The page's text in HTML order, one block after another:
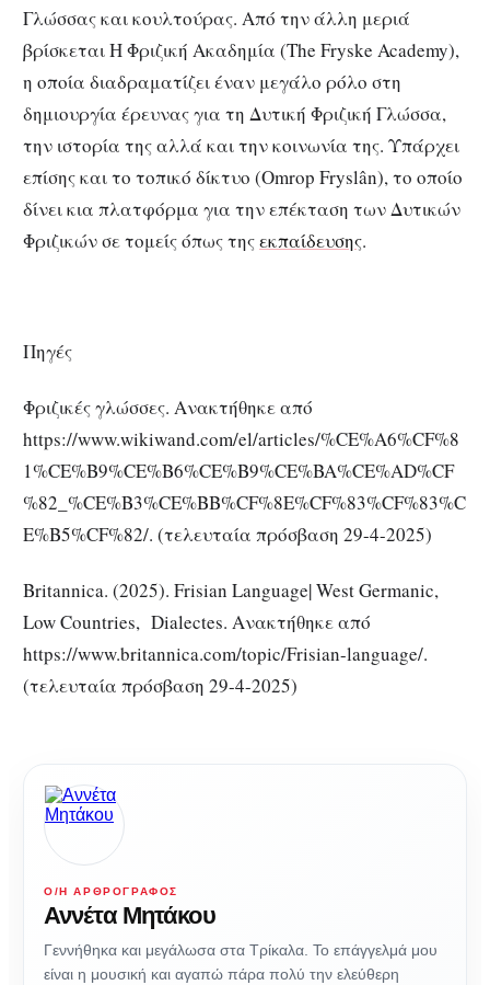
Γλώσσας και κουλτούρας. Από την άλλη μεριά
βρίσκεται Η Φριζική Ακαδημία (The Fryske Academy),
η οποία διαδραματίζει έναν μεγάλο ρόλο στη
δημιουργία έρευνας για τη Δυτική Φριζική Γλώσσα,
την ιστορία της αλλά και την κοινωνία της. Υπάρχει
επίσης και το τοπικό δίκτυο (Omrop Fryslân), το οποίο
δίνει κια πλατφόρμα για την επέκταση των Δυτικών
Φριζικών σε τομείς όπως τηςεκπαίδευσης.
Πηγές
Φριζικές γλώσσες. Ανακτήθηκε από
https://www.wikiwand.com/el/articles/%CE%A6%CF%8
1%CE%B9%CE%B6%CE%B9%CE%BA%CE%AD%CF
%82_%CE%B3%CE%BB%CF%8E%CF%83%CF%83%C
E%B5%CF%82/. (τελευταία πρόσβαση 29-4-2025)
Britannica. (2025). Frisian Language| West Germanic,
Low Countries, Dialectes. Ανακτήθηκε από
https://www.britannica.com/topic/Frisian-language/.
(τελευταία πρόσβαση 29-4-2025)
Ο/Η ΑΡΘΡΟΓΡΆΦΟΣ
Αννέτα Μητάκου
Γεννήθηκα και μεγάλωσα στα Τρίκαλα. Το επάγγελμά μου
είναι η μουσική και αγαπώ πάρα πολύ την ελεύθερη